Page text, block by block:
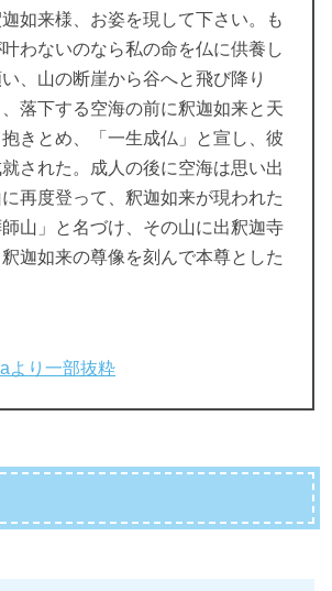
如来様、お姿を現して下さい。も
わないのなら私の命を仏に供養し
、山の断崖から谷へと飛び降り
落下する空海の前に釈迦如来と天
きとめ、「一生成仏」と宣し、彼
された。成人の後に空海は思い出
再度登って、釈迦如来が現われた
山」と名づけ、その山に出釈迦寺
迦如来の尊像を刻んで本尊とした
より一部抜粋